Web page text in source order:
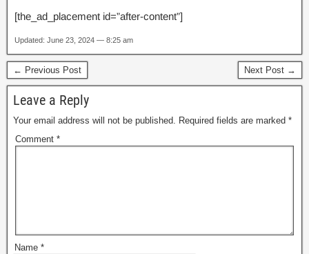
[the_ad_placement id=”after-content”]
Updated: June 23, 2024 — 8:25 am
← Previous Post Next Post →
Leave a Reply
Your email address will not be published. Required fields are marked *
Comment *
Name *